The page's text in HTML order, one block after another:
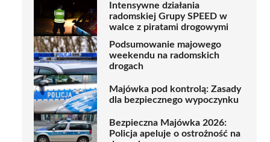
Intensywne działania
radomskiej Grupy SPEED w
walce z piratami drogowymi
Podsumowanie majowego
weekendu na radomskich
drogach
Majówka pod kontrolą: Zasady
dla bezpiecznego wypoczynku
Bezpieczna Majówka 2026:
Policja apeluje o ostrożność na